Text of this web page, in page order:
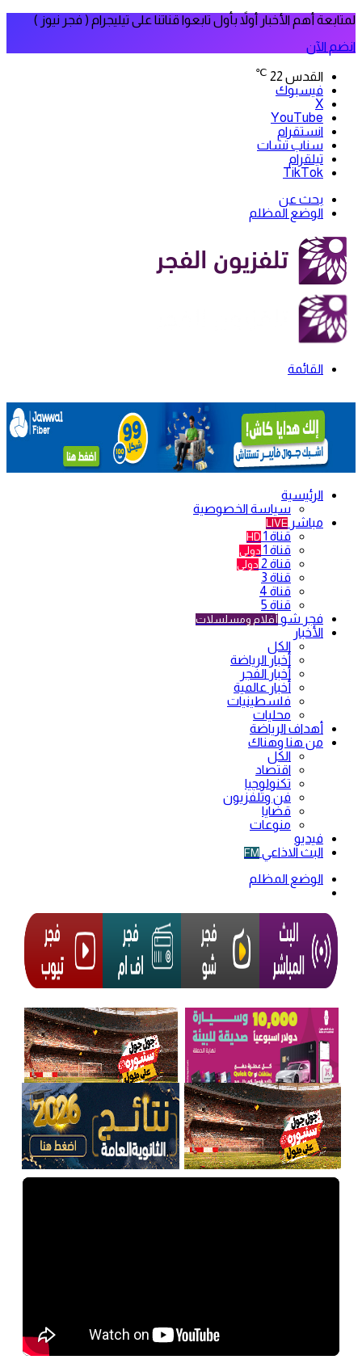
لمتابعة أهم الأخبار أولاً بأول تابعوا قناتنا على تيليجرام ( فجر نيوز )
انضم الآن
القدس 22
℃
فيسبوك
‫X
‫YouTube
انستقرام
سناب تشات
تيلقرام
‫TikTok
بحث عن
الوضع المظلم
القائمة
الرئيسية
سياسة الخصوصية
مباشر LIVE
قناة 1 HD
قناة 1 دولي
قناة 2 دولي
قناة 3
قناة 4
قناة 5
فجر شو أفلام ومسلسلات
الأخبار
الكل
أخبار الرياضة
أخبار الفجر
أخبار عالمية
فلسطينيات
محليات
أهداف الرياضة
من هنا وهناك
الكل
اقتصاد
تكنولوجيا
فن وتلفزيون
قضايا
منوعات
فيديو
البث الاذاعي FM
الوضع المظلم